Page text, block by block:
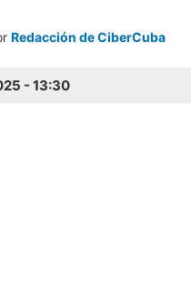
Redacción de CiberCuba
- 13:30